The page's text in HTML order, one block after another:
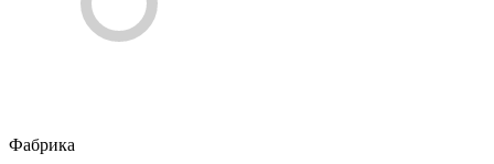
Фабрика